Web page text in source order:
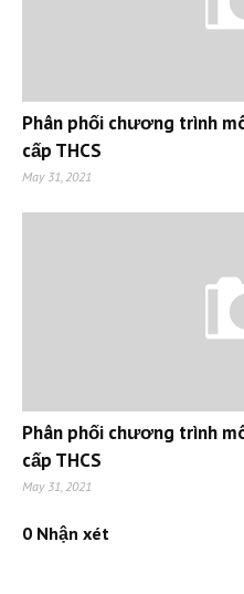
Phân phối chương trình
cấp THCS
May 31, 2021
Phân phối chương trình
cấp THCS
May 31, 2021
0 Nhận xét